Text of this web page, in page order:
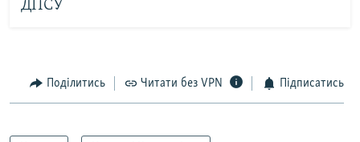
ДПСУ
Поділитись Читати без VPN Підписатись